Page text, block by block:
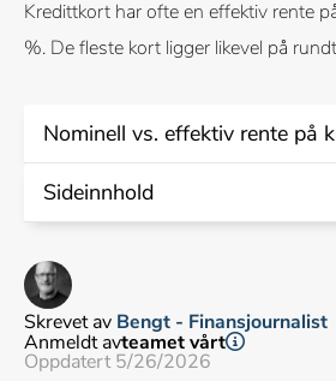
Kredittkort har ofte en effektiv rente
%. De fleste kort ligger likevel på
Nominell vs. effektiv rente på
Nominell rente
uttrykt som en årlig prosentsats
Effektiv renteer den totale
kredittkortet, uttrykt som en årlig
Sideinnhold
Hva er forskjellen mellom nominell
Hva er normal rente på kredittkort?
Rentefri period
Regneeksempel
Problemet med rentes rente
Vanlige spørsmål
Skrevet av Bengt - Finansjournalist
Anmeldt avteamet vårt
Oppdatert 5/26/2026